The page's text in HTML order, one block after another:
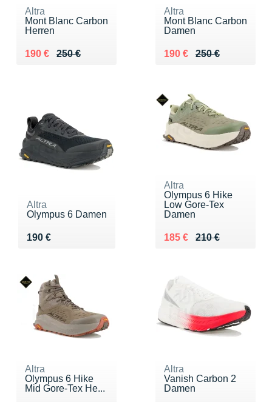
Altra
Mont Blanc Carbon
Herren
250 €
Au lieu de 250 €
190 €
Vendu 190 €
Altra
Mont Blanc Carbon
Damen
250 €
Au lieu de 250 €
190 €
Vendu 190 €
Altra
Olympus 6 Damen
190 €
Vendu 190 €
Altra
Olympus 6 Hike
Low Gore-Tex
Damen
210 €
Au lieu de 210 €
185 €
Vendu 185 €
Altra
Olympus 6 Hike
Mid Gore-Tex He...
Altra
Vanish Carbon 2
Damen